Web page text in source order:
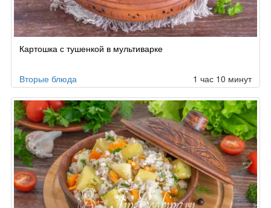
Картошка с тушенкой в мультиварке
Вторые блюда 1 час 10 минут